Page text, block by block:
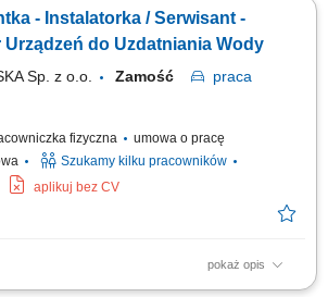
- Instalatorka / Serwisant -
Urządzeń do Uzdatniania Wody
Sp. z o.o. Zamość
praca
fizyczna
umowa o pracę
Szukamy kilku pracowników
aplikuj bez CV
pokaż opis
urządzeń do uzdatniania i oczyszczania